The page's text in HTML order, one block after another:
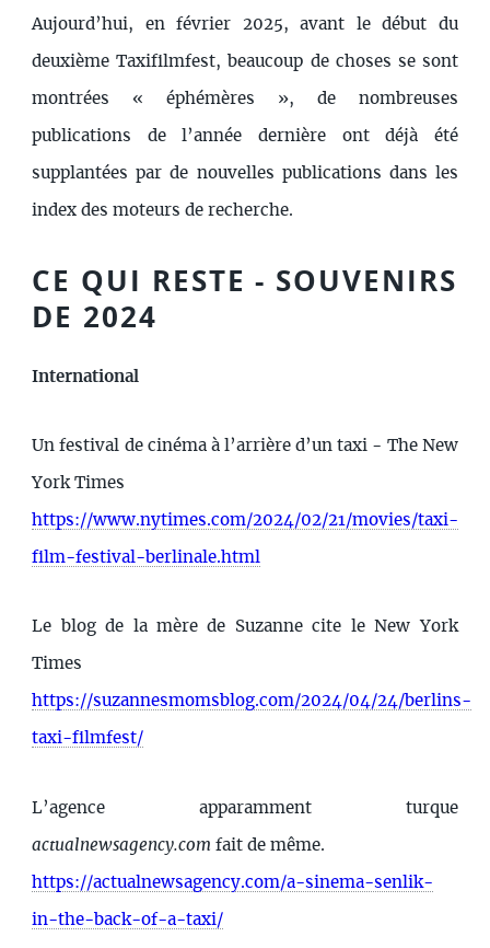
Aujourd’hui, en février 2025, avant le début du
deuxième Taxifilmfest, beaucoup de choses se sont
montrées « éphémères », de nombreuses
publications de l’année dernière ont déjà été
supplantées par de nouvelles publications dans les
index des moteurs de recherche.
CE QUI RESTE - SOUVENIRS
DE 2024
International
Un festival de cinéma à l’arrière d’un taxi - The New
York Times
https://www.nytimes.com/2024/02/21/movies/taxi-
film-festival-berlinale.html
Le blog de la mère de Suzanne cite le New York
Times
https://suzannesmomsblog.com/2024/04/24/berlins-
taxi-filmfest/
L’agence apparamment turque
actualnewsagency.com fait de même.
https://actualnewsagency.com/a-sinema-senlik-
in-the-back-of-a-taxi/